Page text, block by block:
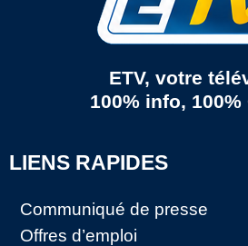
ETV, votre
100% info, 100%
LIENS RAPIDES
Communiqué de presse
Offres d’emploi